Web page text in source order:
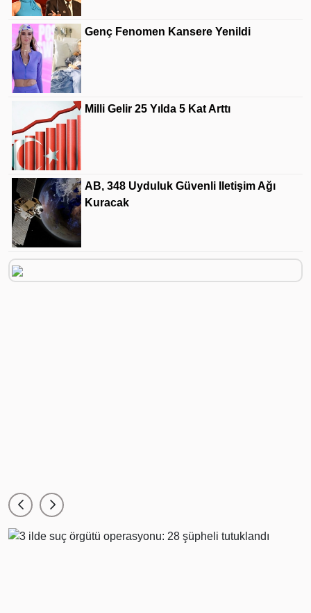
Genç Fenomen Kansere Yenildi
Milli Gelir 25 Yılda 5 Kat Arttı
AB, 348 Uyduluk Güvenli Iletişim Ağı
Kuracak